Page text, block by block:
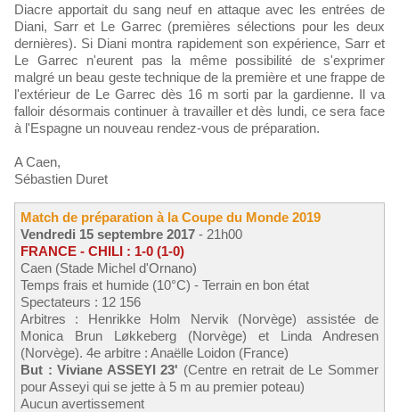
Diacre apportait du sang neuf en attaque avec les entrées de
Diani, Sarr et Le Garrec (premières sélections pour les deux
dernières). Si Diani montra rapidement son expérience, Sarr et
Le Garrec n'eurent pas la même possibilité de s'exprimer
malgré un beau geste technique de la première et une frappe de
l'extérieur de Le Garrec dès 16 m sorti par la gardienne. Il va
falloir désormais continuer à travailler et dès lundi, ce sera face
à l'Espagne un nouveau rendez-vous de préparation.
A Caen,
Sébastien Duret
Match de préparation à la Coupe du Monde 2019
Vendredi 15 septembre 2017 - 21h00
FRANCE - CHILI : 1-0 (1-0)
Caen (Stade Michel d'Ornano)
Temps frais et humide (10°C) - Terrain en bon état
Spectateurs : 12 156
Arbitres : Henrikke Holm Nervik (Norvège) assistée de
Monica Brun Løkkeberg (Norvège) et Linda Andresen
(Norvège). 4e arbitre : Anaëlle Loidon (France)
But : Viviane ASSEYI 23' (Centre en retrait de Le Sommer
pour Asseyi qui se jette à 5 m au premier poteau)
Aucun avertissement